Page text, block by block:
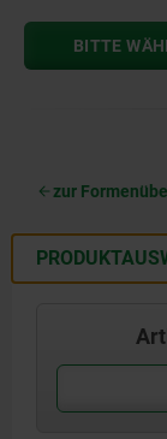
BITTE
zur